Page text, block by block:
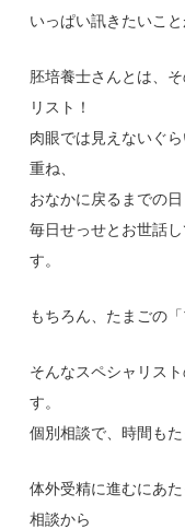
いっぱい訊きたいこ
胚培養士さんとは、
リスト！
肉眼では見えないぐ
重ね、
おなかに戻るまでの日
毎日せっせとお世話
す。
もちろん、たまごの
そんなスペシャリス
す。
個別相談で、時間もた
体外受精に進むにあ
相談から